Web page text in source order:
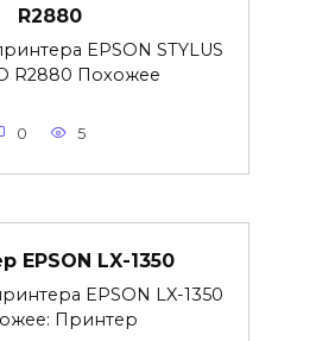
R2880
EPSON STYLUS
R2880 Похожее
0 5
EPSON LX-1350
EPSON LX-1350
Принтер